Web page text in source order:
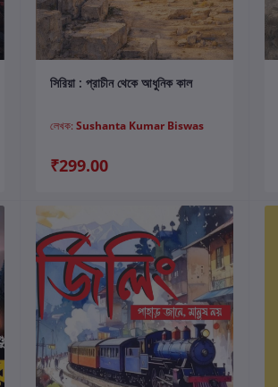
কার্টে যোগ করুন
সিরিয়া : প্রাচীন থেকে আধুনিক কাল
লেখক: Sushanta Kumar Biswas
₹299.00